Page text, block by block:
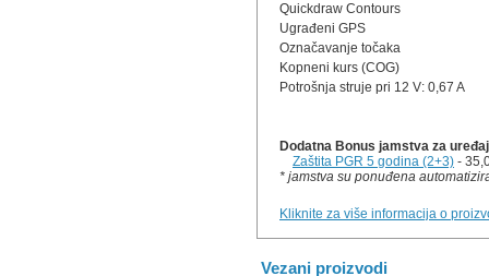
Quickdraw Contours
Ugrađeni GPS
Označavanje točaka
Kopneni kurs (COG)
Potrošnja struje pri 12 V: 0,67 A
Dodatna Bonus jamstva za
Zaštita PGR 5 godina (2+3) -
* jamstva su ponuđena
Kliknite za više informacija o
Vezani proizvodi